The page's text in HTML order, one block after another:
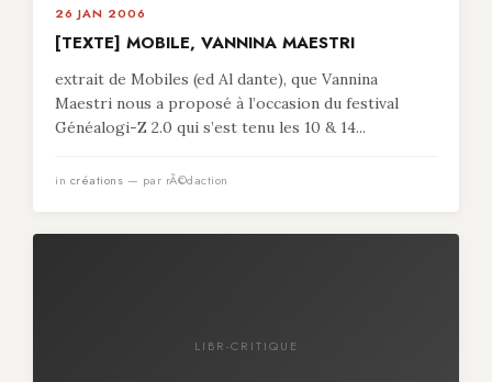
26 JAN 2006
[TEXTE] MOBILE, VANNINA MAESTRI
extrait de Mobiles (ed Al dante), que Vannina
Maestri nous a proposé à l’occasion du festival
Généalogi-Z 2.0 qui s’est tenu les 10 & 14...
in créations — par rÃ©daction
LIBR-CRITIQUE